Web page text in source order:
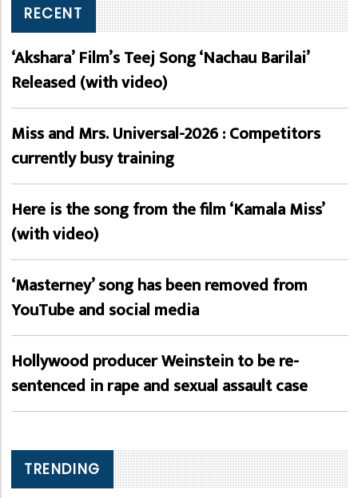
RECENT
‘Akshara’ Film’s Teej Song ‘Nachau Barilai’
Released (with video)
Miss and Mrs. Universal-2026 : Competitors
currently busy training
Here is the song from the film ‘Kamala Miss’
(with video)
‘Masterney’ song has been removed from
YouTube and social media
Hollywood producer Weinstein to be re-
sentenced in rape and sexual assault case
TRENDING